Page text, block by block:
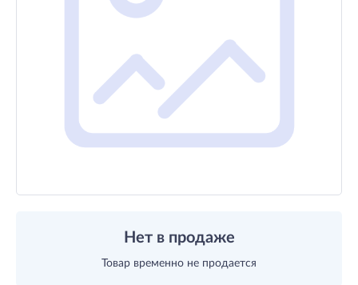
Нет в продаже
Товар временно не продается